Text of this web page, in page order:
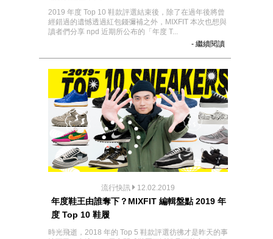
2019 年度 Top 10 鞋款評選結束後，除了在過年後將曾
經錯過的遺憾透過紅包錢彌補之外，MIXFIT 本次也想與
讀者們分享 npd 近期所公布的「年度 T...
- 繼續閱讀
流行快訊 12.02.2019
年度鞋王由誰奪下？MIXFIT 編輯盤點 2019 年
度 Top 10 鞋履
時光飛逝，2018 年的 Top 5 鞋款評選彷彿才是昨天的事